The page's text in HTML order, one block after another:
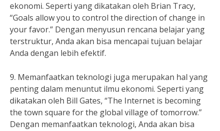
ekonomi. Seperti yang dikatakan oleh Brian Tracy,
“Goals allow you to control the direction of change in
your favor.” Dengan menyusun rencana belajar yang
terstruktur, Anda akan bisa mencapai tujuan belajar
Anda dengan lebih efektif.
9. Memanfaatkan teknologi juga merupakan hal yang
penting dalam menuntut ilmu ekonomi. Seperti yang
dikatakan oleh Bill Gates, “The Internet is becoming
the town square for the global village of tomorrow.”
Dengan memanfaatkan teknologi, Anda akan bisa